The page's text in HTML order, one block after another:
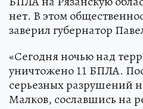
нет. В этом
заверил губернатор
«Сегодня ночью над
уничтожено 11 БПЛА.
серьезных разрушений
Малков, сославшись на